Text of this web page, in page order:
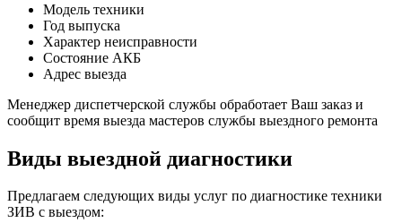
Модель техники
Год выпуска
Характер неисправности
Состояние АКБ
Адрес выезда
Менеджер диспетчерской службы обработает Ваш заказ и
сообщит время выезда мастеров службы выездного ремонта
Виды выездной диагностики
Предлагаем следующих виды услуг по диагностике техники
ЗИВ с выездом: